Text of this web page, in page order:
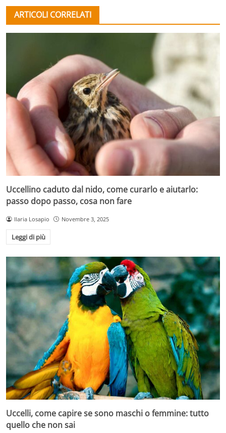
ARTICOLI CORRELATI
Uccellino caduto dal nido, come curarlo e aiutarlo:
passo dopo passo, cosa non fare
Ilaria Losapio Novembre 3, 2025
Leggi di più
Uccelli, come capire se sono maschi o femmine: tutto
quello che non sai